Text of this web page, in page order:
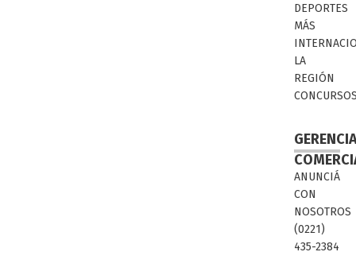
DEPORTES
MÁS
LA
REGIÓN
ANUNCIÁ
CON
NOSOTROS
(0221)
435-2384